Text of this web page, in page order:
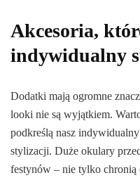
Akcesoria,
indywidualny
Dodatki mają ogromne
looki nie są wyjątkiem.
podkreślą nasz
stylizacji. Duże okulary
festynów – nie tylko chronią